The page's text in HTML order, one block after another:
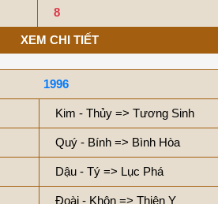
8
XEM CHI TIẾT
1996
Kim - Thủy => Tương Sinh
Quý - Bính => Bình Hòa
Dậu - Tý => Lục Phá
Đoài - Khôn => Thiên Y